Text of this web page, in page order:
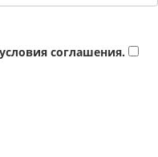
соглашения.